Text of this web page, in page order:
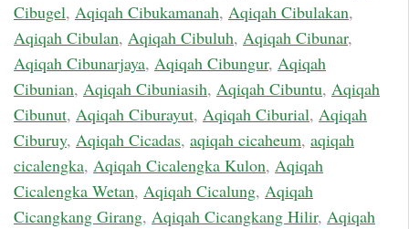
Cibugel, Aqiqah Cibukamanah, Aqiqah Cibulakan,
Aqiqah Cibulan, Aqiqah Cibuluh, Aqiqah Cibunar,
Aqiqah Cibunarjaya, Aqiqah Cibungur, Aqiqah
Cibunian, Aqiqah Cibuniasih, Aqiqah Cibuntu, Aqiqah
Cibunut, Aqiqah Ciburayut, Aqiqah Ciburial, Aqiqah
Ciburuy, Aqiqah Cicadas, aqiqah cicaheum, aqiqah
cicalengka, Aqiqah Cicalengka Kulon, Aqiqah
Cicalengka Wetan, Aqiqah Cicalung, Aqiqah
Cicangkang Girang, Aqiqah Cicangkang Hilir, Aqiqah